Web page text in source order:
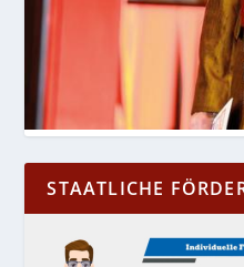
STAATLICHE